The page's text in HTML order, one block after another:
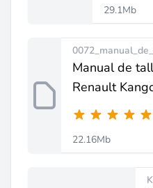
29.1Mb
Manual de
Renault
22.16Mb